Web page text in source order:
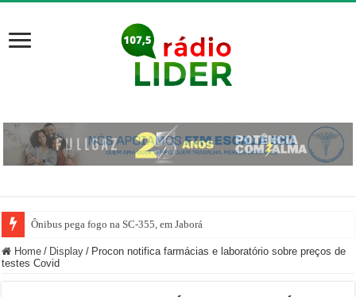
Ônibus pega fogo na SC-355, em Jaborá
Home / Display / Procon notifica farmácias e laboratório sobre preços de
testes Covid